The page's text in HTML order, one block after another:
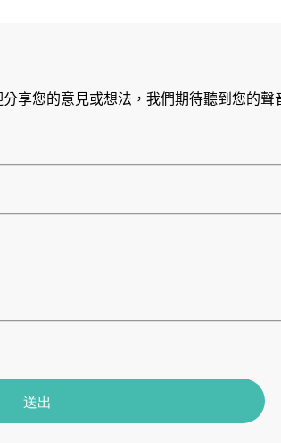
享您的意見或想法，我們期待聽到您的聲
送出